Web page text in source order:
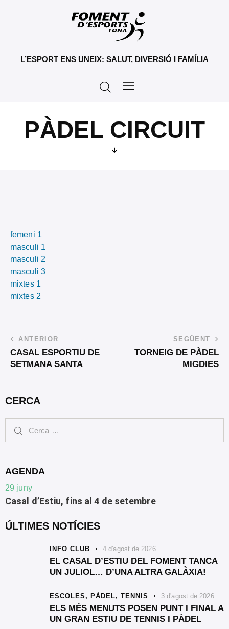
L’ESPORT ENS UNEIX: SALUT, DIVERSIÓ I FAMÍLIA
PÀDEL CIRCUIT
femeni 1
masculi 1
masculi 2
masculi 3
mixtes 1
mixtes 2
ANTERIOR
CASAL ESPORTIU DE
SETMANA SANTA
SEGÜENT
TORNEIG DE PÀDEL
MIGDIES
CERCA
AGENDA
29 juny
Casal d’Estiu, fins al 4 de setembre
ÚLTIMES NOTÍCIES
INFO CLUB 4 d'agost de 2026
EL CASAL D’ESTIU DEL FOMENT TANCA
UN JULIOL… D’UNA ALTRA GALÀXIA!
ESCOLES, PÀDEL, TENNIS 3 d'agost de 2026
ELS MÉS MENUTS POSEN PUNT I FINAL A
UN GRAN ESTIU DE TENNIS I PÀDEL